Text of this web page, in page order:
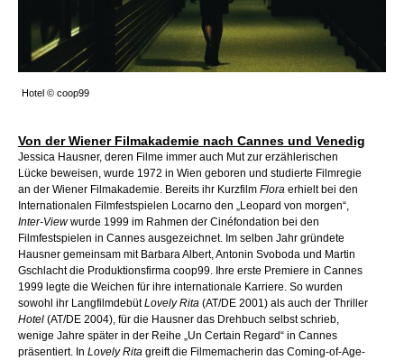
Hotel © coop99
Von der Wiener Filmakademie nach Cannes und Venedig
Jessica Hausner, deren Filme immer auch Mut zur erzählerischen
Lücke beweisen, wurde 1972 in Wien geboren und studierte Filmregie
an der Wiener Filmakademie. Bereits ihr Kurzfilm Flora erhielt bei den
Internationalen Filmfestspielen Locarno den „Leopard von morgen“,
Inter-Viewwurde 1999 im Rahmen der Cinéfondation bei den
Filmfestspielen in Cannes ausgezeichnet. Im selben Jahr gründete
Hausner gemeinsam mit Barbara Albert, Antonin Svoboda und Martin
Gschlacht die Produktionsfirma coop99. Ihre erste Premiere in Cannes
1999 legte die Weichen für ihre internationale Karriere. So wurden
sowohl ihr LangfilmdebütLovely Rita (AT/DE 2001) als auch der Thriller
Hotel (AT/DE 2004), für die Hausner das Drehbuch selbst schrieb,
wenige Jahre später in der Reihe „Un Certain Regard“ in Cannes
präsentiert. In Lovely Rita greift die Filmemacherin das Coming-of-Age-